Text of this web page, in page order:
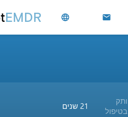
EMDR mail
language
ותק
בטיפול
21 שנים